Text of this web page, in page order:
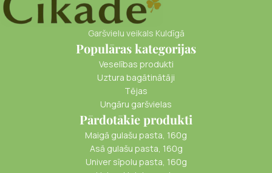
Garšvielu veikals Kuldīgā
Populāras kategorijas
Veselības produkti
Uztura bagātinātāji
Tējas
Ungāru garšvielas
Pārdotākie produkti
Maigā gulašu pasta, 160g
Asā gulašu pasta, 160g
Univer sīpolu pasta, 160g